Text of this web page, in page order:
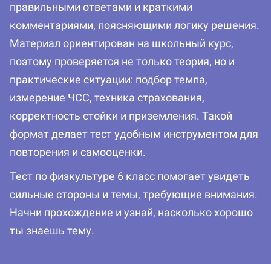
правильными ответами и краткими
комментариями, поясняющими логику решения.
Материал ориентирован на школьный курс,
поэтому проверяется не только теория, но и
практические ситуации: подбор темпа,
измерение ЧСС, техника страхования,
корректность стойки и приземления. Такой
формат делает тест удобным инструментом для
повторения и самооценки.
Тест по физкультуре 6 класс помогает увидеть
сильные стороны и темы, требующие внимания.
Начни прохождение и узнай, насколько хорошо
ты знаешь тему.